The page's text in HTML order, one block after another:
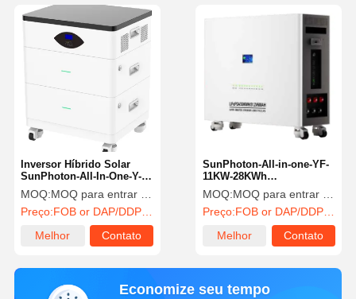
Inversor Híbrido Solar
SunPhoton-All-In-One-Y-
5KW-10KWh BESS+
MOQ:MOQ para entrar em contato com vendas
Preço:FOB or DAP/DDP to contact sales
Melhor
Contato
SunPhoton-All-in-one-YF-
11KW-28KWh
BESS+Inverter híbrido
MOQ:MOQ para entrar em contato com vendas
Preço:FOB or DAP/DDP to contact sales
Melhor
Contato
Economize seu tempo